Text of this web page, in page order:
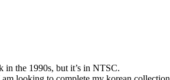
in the 1990s, but it’s in NTSC.